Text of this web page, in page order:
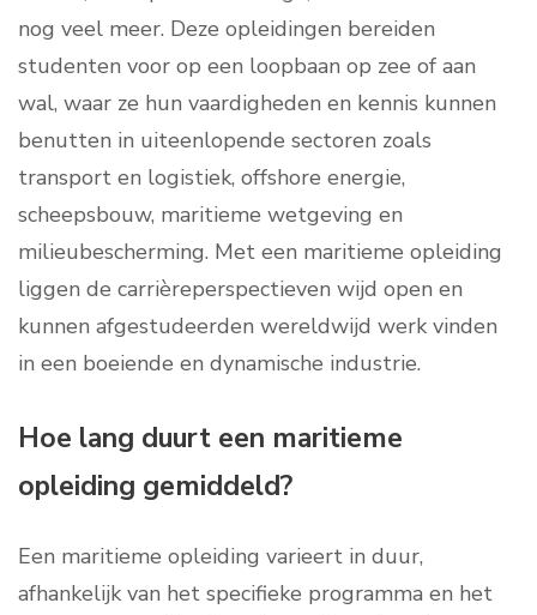
nog veel meer. Deze opleidingen bereiden
studenten voor op een loopbaan op zee of aan
wal, waar ze hun vaardigheden en kennis kunnen
benutten in uiteenlopende sectoren zoals
transport en logistiek, offshore energie,
scheepsbouw, maritieme wetgeving en
milieubescherming. Met een maritieme opleiding
liggen de carrièreperspectieven wijd open en
kunnen afgestudeerden wereldwijd werk vinden
in een boeiende en dynamische industrie.
Hoe lang duurt een maritieme
opleiding gemiddeld?
Een maritieme opleiding varieert in duur,
afhankelijk van het specifieke programma en het